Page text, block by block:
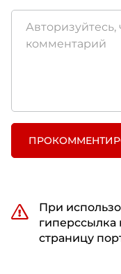
При
гиперссылка
страницу